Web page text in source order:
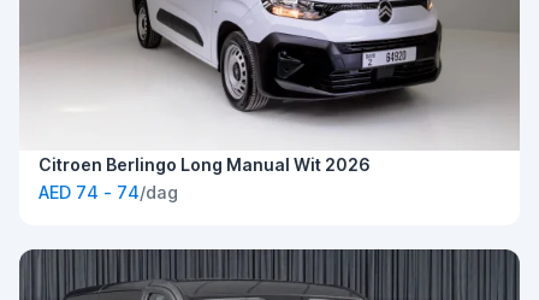
Citroen Berlingo Long Manual Wit 2026
AED 74 - 74/dag